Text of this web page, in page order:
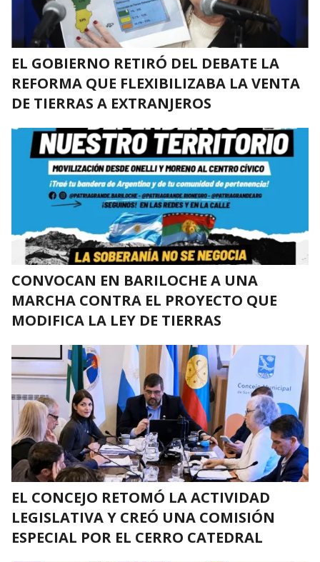
EL GOBIERNO RETIRÓ DEL DEBATE LA
REFORMA QUE FLEXIBILIZABA LA VENTA
DE TIERRAS A EXTRANJEROS
CONVOCAN EN BARILOCHE A UNA
MARCHA CONTRA EL PROYECTO QUE
MODIFICA LA LEY DE TIERRAS
EL CONCEJO RETOMÓ LA ACTIVIDAD
LEGISLATIVA Y CREÓ UNA COMISIÓN
ESPECIAL POR EL CERRO CATEDRAL